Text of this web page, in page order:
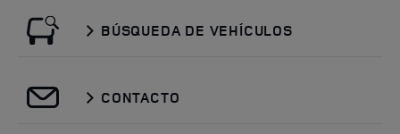
BÚSQUEDA DE VEHÍCULOS
CONTACTO